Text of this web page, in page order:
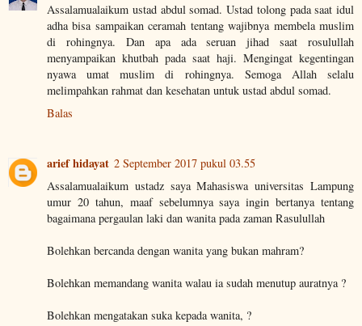
Assalamualaikum ustad abdul somad. Ustad tolong pada saat idul
adha bisa sampaikan ceramah tentang wajibnya membela muslim
di rohingnya. Dan apa ada seruan jihad saat rosulullah
menyampaikan khutbah pada saat haji. Mengingat kegentingan
nyawa umat muslim di rohingnya. Semoga Allah selalu
melimpahkan rahmat dan kesehatan untuk ustad abdul somad.
Balas
arief hidayat 2 September 2017 pukul 03.55
Assalamualaikum ustadz saya Mahasiswa universitas Lampung
umur 20 tahun, maaf sebelumnya saya ingin bertanya tentang
bagaimana pergaulan laki dan wanita pada zaman Rasulullah
Bolehkan bercanda dengan wanita yang bukan mahram?
Bolehkan memandang wanita walau ia sudah menutup auratnya ?
Bolehkan mengatakan suka kepada wanita, ?